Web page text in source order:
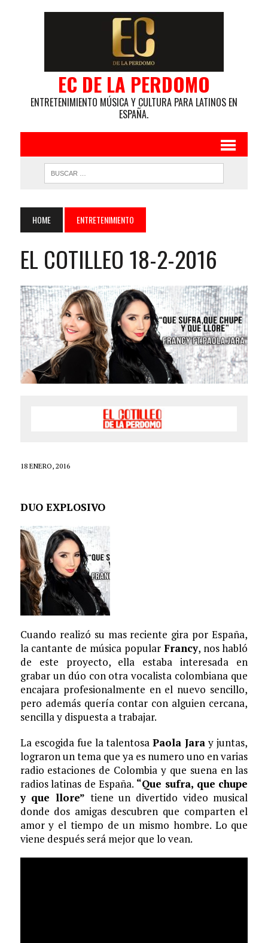
EC DE LA PERDOMO
ENTRETENIMIENTO MÚSICA Y CULTURA PARA LATINOS EN
ESPAÑA.
HOME ENTRETENIMIENTO
EL COTILLEO 18-2-2016
18 ENERO, 2016
DUO EXPLOSIVO
Cuando realizó su mas reciente gira por España,
la cantante de música popular Francy, nos habló
de este proyecto, ella estaba interesada en
grabar un dúo con otra vocalista colombiana que
encajara profesionalmente en el nuevo sencillo,
pero además quería contar con alguien cercana,
sencilla y dispuesta a trabajar.
La escogida fue la talentosaPaola Jaray juntas,
lograron un tema que ya es numero uno en varias
radio estaciones de Colombia y que suena en las
radios latinas de España. “Que sufra, que chupe
y que llore” tiene un divertido video musical
donde dos amigas descubren que comparten el
amor y el tiempo de un mismo hombre. Lo que
viene después será mejor que lo vean.